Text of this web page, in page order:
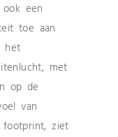
een
toe aan
het
met
op de
van
ziet